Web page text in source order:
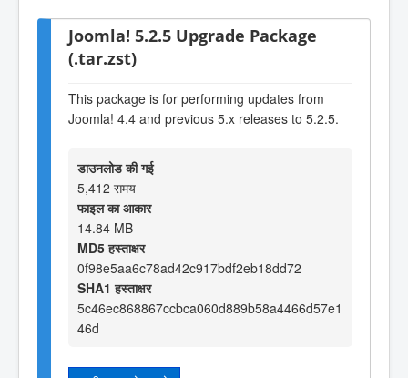
Joomla! 5.2.5 Upgrade Package
(.tar.zst)
This package is for performing updates from
Joomla! 4.4 and previous 5.x releases to 5.2.5.
डाउनलोड की गई
5,412 समय
फाइल का आकार
14.84 MB
MD5 हस्ताक्षर
0f98e5aa6c78ad42c917bdf2eb18dd72
SHA1 हस्ताक्षर
5c46ec868867ccbca060d889b58a4466d57e1
46d